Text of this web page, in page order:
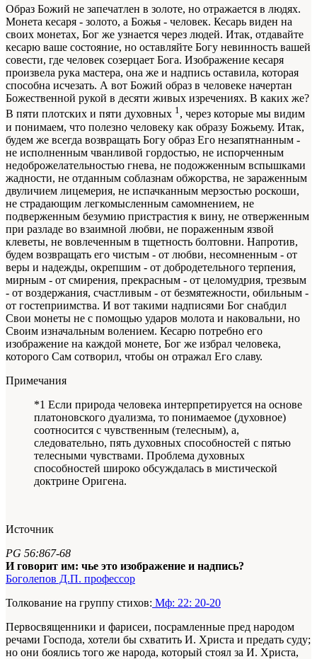
Образ Божий не запечатлен в золоте, но отражается в людях.
Монета кесаря - золото, а Божья - человек. Кесарь виден на
своих монетах, Бог же узнается через людей. Итак, отдавайте
кесарю ваше состояние, но оставляйте Богу невинность вашей
совести, где человек созерцает Бога. Изображение кесаря
произвела рука мастера, она же и надпись оставила, которая
способна исчезать. А вот Божий образ в человеке начертан
Божественной рукой в десяти живых изречениях. В каких же?
В пяти плотских и пяти духовных 1, через которые мы видим
и понимаем, что полезно человеку как образу Божьему. Итак,
будем же всегда возвращать Богу образ Его незапятнанным -
не исполненным чванливой гордостью, не испорченным
недоброжелательностью гнева, не подожженным вспышками
жадности, не отданным соблазнам обжорства, не зараженным
двуличием лицемерия, не испачканным мерзостью роскоши,
не страдающим легкомысленным самомнением, не
подверженным безумию пристрастия к вину, не отверженным
при разладе во взаимной любви, не пораженным язвой
клеветы, не вовлеченным в тщетность болтовни. Напротив,
будем возвращать его чистым - от любви, несомненным - от
веры и надежды, окрепшим - от добродетельного терпения,
мирным - от смирения, прекрасным - от целомудрия, трезвым
- от воздержания, счастливым - от безмятежности, обильным -
от гостеприимства. И вот такими надписями Бог снабдил
Свои монеты не с помощью ударов молота и наковальни, но
Своим изначальным волением. Кесарю потребно его
изображение на каждой монете, Бог же избрал человека,
которого Сам сотворил, чтобы он отражал Его славу.
Примечания
*1 Если природа человека интерпретируется на основе
платоновского дуализма, то понимаемое (духовное)
соотносится с чувственным (телесным), а,
следовательно, пять духовных способностей с пятью
телесными чувствами. Проблема духовных
способностей широко обсуждалась в мистической
доктрине Оригена.
Источник
PG 56:867-68
И говорит им: чье это изображение и надпись?
Боголепов Д.П. профессор
Толкование на группу стихов: Мф: 22: 20-20
Первосвященники и фарисеи, посрамленные пред народом
речами Господа, хотели бы схватить И. Христа и предать суду;
но они боялись того же народа, который стоял за И. Христа,